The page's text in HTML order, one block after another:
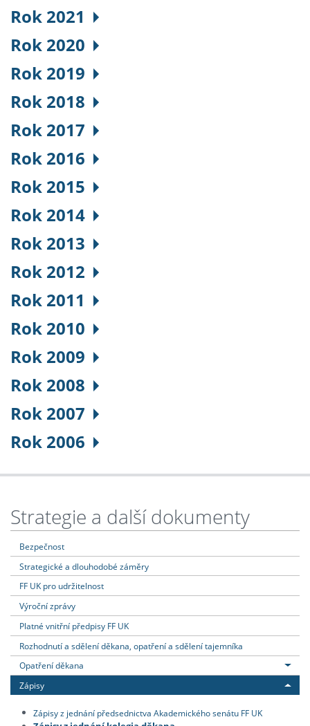
Rok 2021
Rok 2020
Rok 2019
Rok 2018
Rok 2017
Rok 2016
Rok 2015
Rok 2014
Rok 2013
Rok 2012
Rok 2011
Rok 2010
Rok 2009
Rok 2008
Rok 2007
Rok 2006
Strategie a další dokumenty
Bezpečnost
Strategické a dlouhodobé záměry
FF UK pro udržitelnost
Výroční zprávy
Platné vnitřní předpisy FF UK
Rozhodnutí a sdělení děkana, opatření a sdělení tajemníka
Opatření děkana
Zápisy
Zápisy z jednání předsednictva Akademického senátu FF UK